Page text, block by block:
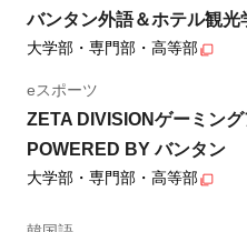
バンタン外語＆ホテル観光
大学部・専門部・高等部
eスポーツ
ZETA DIVISIONゲーミン
POWERED BY バンタン
大学部・専門部・高等部